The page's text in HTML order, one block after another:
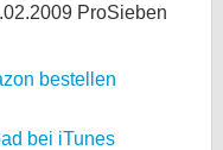
ProSieben
bestellen
bei iTunes